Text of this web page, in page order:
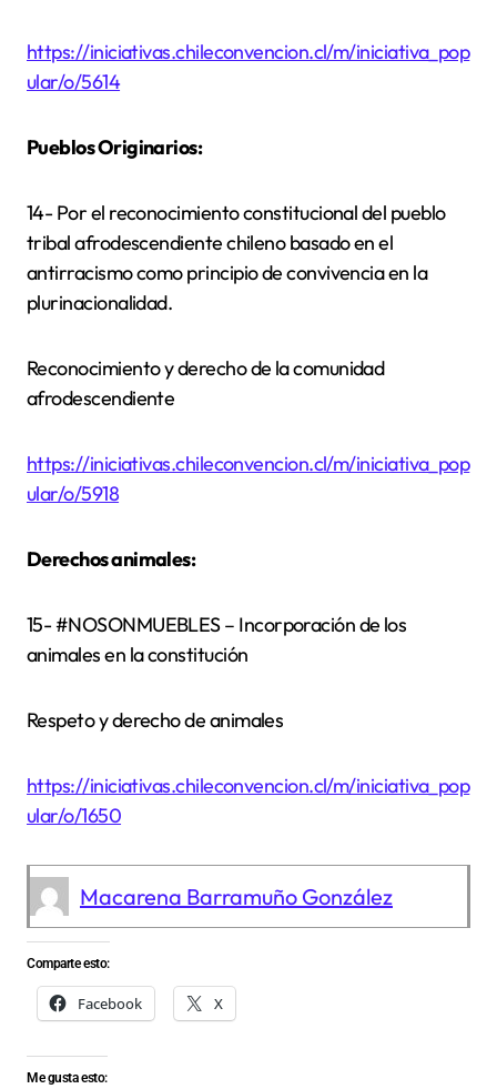
https://iniciativas.chileconvencion.cl/m/iniciativa_pop
ular/o/5614
Pueblos Originarios:
14- Por el reconocimiento constitucional del pueblo
tribal afrodescendiente chileno basado en el
antirracismo como principio de convivencia en la
plurinacionalidad.
Reconocimiento y derecho de la comunidad
afrodescendiente
https://iniciativas.chileconvencion.cl/m/iniciativa_pop
ular/o/5918
Derechos animales:
15- #NOSONMUEBLES – Incorporación de los
animales en la constitución
Respeto y derecho de animales
https://iniciativas.chileconvencion.cl/m/iniciativa_pop
ular/o/1650
Macarena Barramuño González
Comparte esto:
Facebook X
Me gusta esto: